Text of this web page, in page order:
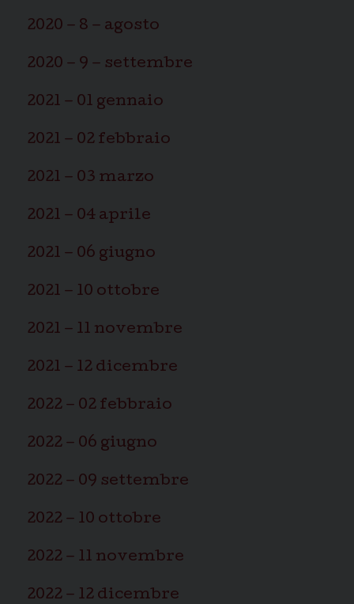
2020 – 8 – agosto
2020 – 9 – settembre
2021 – 01 gennaio
2021 – 02 febbraio
2021 – 03 marzo
2021 – 04 aprile
2021 – 06 giugno
2021 – 10 ottobre
2021 – 11 novembre
2021 – 12 dicembre
2022 – 02 febbraio
2022 – 06 giugno
2022 – 09 settembre
2022 – 10 ottobre
2022 – 11 novembre
2022 – 12 dicembre